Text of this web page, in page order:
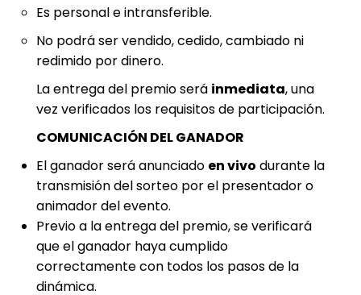
Es personal e intransferible.
No podrá ser vendido, cedido, cambiado ni
redimido por dinero.
La entrega del premio será inmediata, una
vez verificados los requisitos de participación.
COMUNICACIÓN DEL GANADOR
El ganador será anunciado en vivo durante la
transmisión del sorteo por el presentador o
animador del evento.
Previo a la entrega del premio, se verificará
que el ganador haya cumplido
correctamente con todos los pasos de la
dinámica.